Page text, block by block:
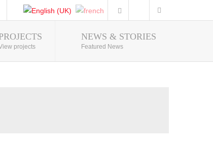
Photo Gallery
projects
NEWS & STORIES
Featured News